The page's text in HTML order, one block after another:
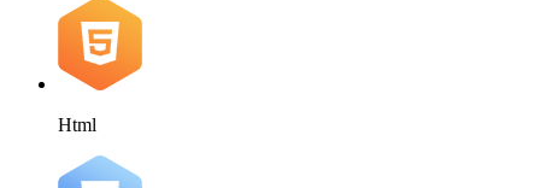
Html